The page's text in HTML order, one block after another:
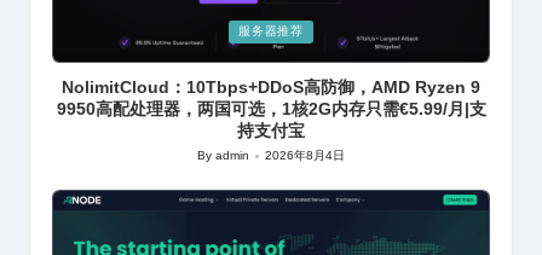
服务器推荐
NolimitCloud：10Tbps+DDoS高防御，AMD Ryzen 9
9950高配处理器，两国可选，1核2G内存只需€5.99/月|支
持支付宝
Posted
Byadmin 2026年8月4日